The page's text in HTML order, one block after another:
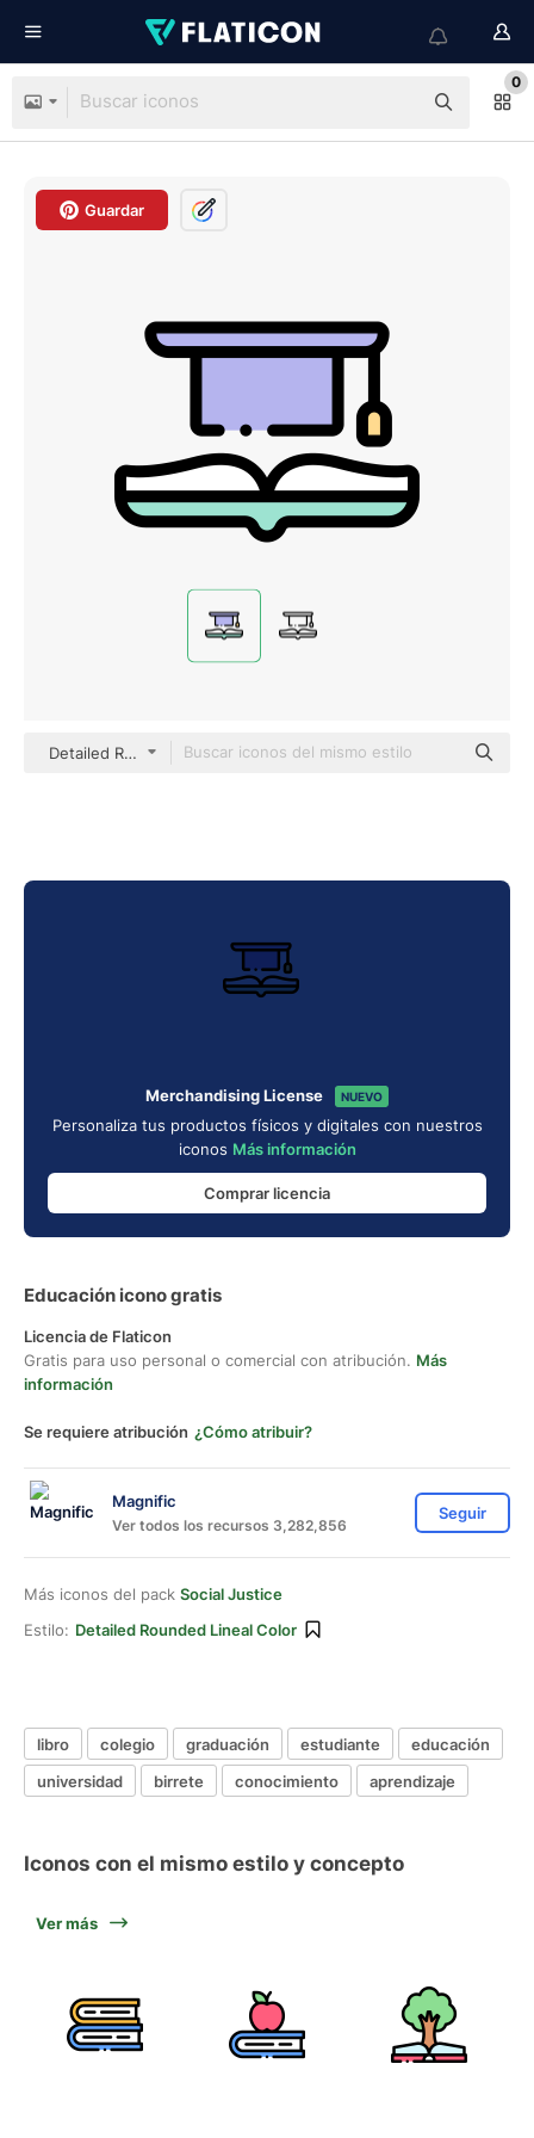
0
Guardar
Detailed Rounded Lineal color
Merchandising License NUEVO
Personaliza tus productos físicos y digitales con nuestros
iconos Más información
Comprar licencia
Educación icono gratis
Licencia de Flaticon
Gratis para uso personal o comercial con atribución. Más
información
Se requiere atribución ¿Cómo atribuir?
Magnific
Ver todos los recursos 3,282,856
Seguir
Más iconos del pack Social Justice
Estilo: Detailed Rounded Lineal Color
libro colegio graduación estudiante
educación
universidad
birrete conocimiento aprendizaje
Iconos con el mismo estilo y concepto
Ver más